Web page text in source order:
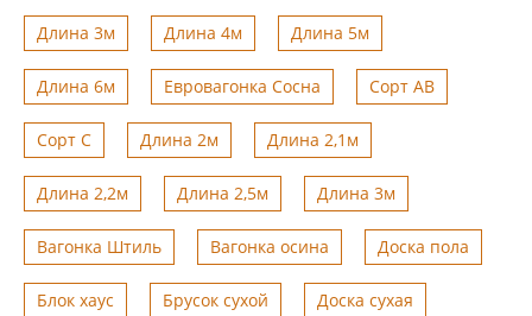
Длина 3м Длина 4м Длина 5м
Длина 6м Евровагонка Сосна Сорт АВ
Сорт С Длина 2м Длина 2,1м
Длина 2,2м Длина 2,5м Длина 3м
Вагонка Штиль Вагонка осина Доска пола
Блок хаус Брусок сухой Доска сухая